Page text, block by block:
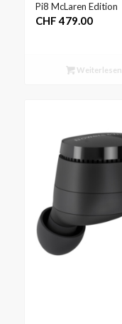
Pi8 McLaren Edition
CHF479.00
Weiterlesen